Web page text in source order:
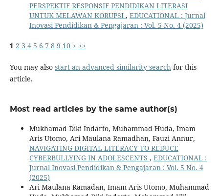
PERSPEKTIF RESPONSIF PENDIDIKAN LITERASI
UNTUK MELAWAN KORUPSI , EDUCATIONAL : Jurnal
Inovasi Pendidikan & Pengajaran : Vol. 5 No. 4 (2025)
1 2 3 4 5 6 7 8 9 10 > >>
You may also start an advanced similarity searchfor this
article.
Most read articles by the same author(s)
Mukhamad Diki Indarto, Muhammad Huda, Imam
Aris Utomo, Ari Maulana Ramadhan, Fauzi Annur,
NAVIGATING DIGITAL LITERACY TO REDUCE
CYBERBULLYING IN ADOLESCENTS , EDUCATIONAL :
Jurnal Inovasi Pendidikan & Pengajaran : Vol. 5 No. 4
(2025)
Ari Maulana Ramadan, Imam Aris Utomo, Muhammad